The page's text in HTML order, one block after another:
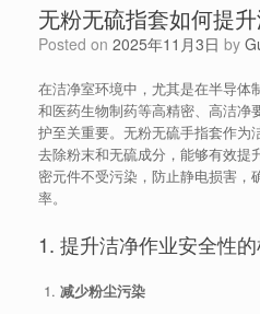
无粉无硫指套如何提
Posted on 2025年11月3日 by
在洁净室环境中，尤其是在半导体
和医药生物制药等高精密、高洁净
护至关重要。无粉无硫手指套作为
去除粉末和无硫成分，能够有效提
密元件不受污染，防止静电损害，
率。
1. 提升洁净作业安全性
减少粉尘污染